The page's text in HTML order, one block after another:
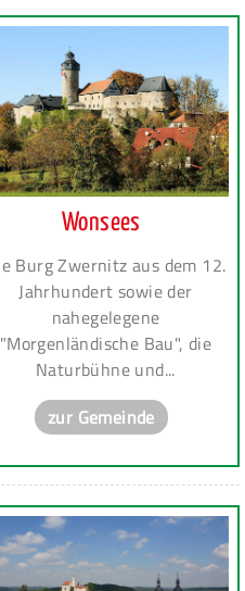
Wonsees
Burg Zwernitz aus dem 12.
Jahrhundert sowie der
nahegelegene
"Morgenländische Bau", die
Naturbühne und...
zur Gemeinde